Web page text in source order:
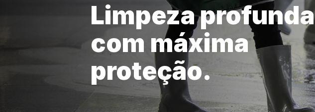
Limpeza profunda
com máxima
proteção.